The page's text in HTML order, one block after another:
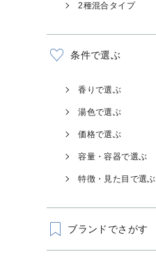
2種混合タイプ
条件で選ぶ
香りで選ぶ
湯色で選ぶ
価格で選ぶ
容量・容器で選ぶ
特徴・見た目で選ぶ
ブランドでさがす